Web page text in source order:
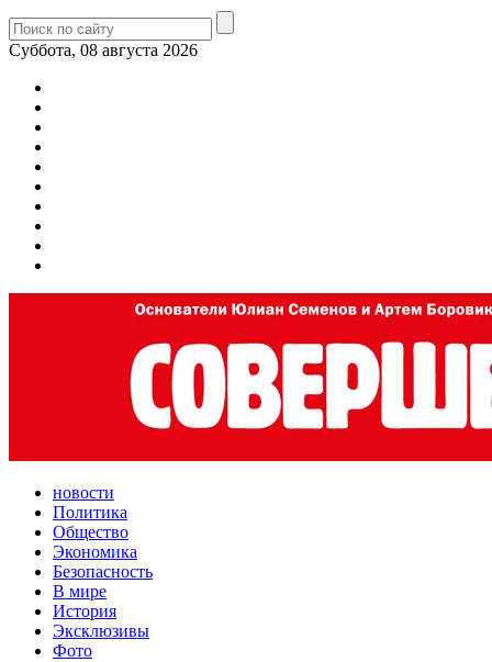
Суббота, 08 августа 2026
новости
Политика
Общество
Экономика
Безопасность
В мире
История
Эксклюзивы
Фото